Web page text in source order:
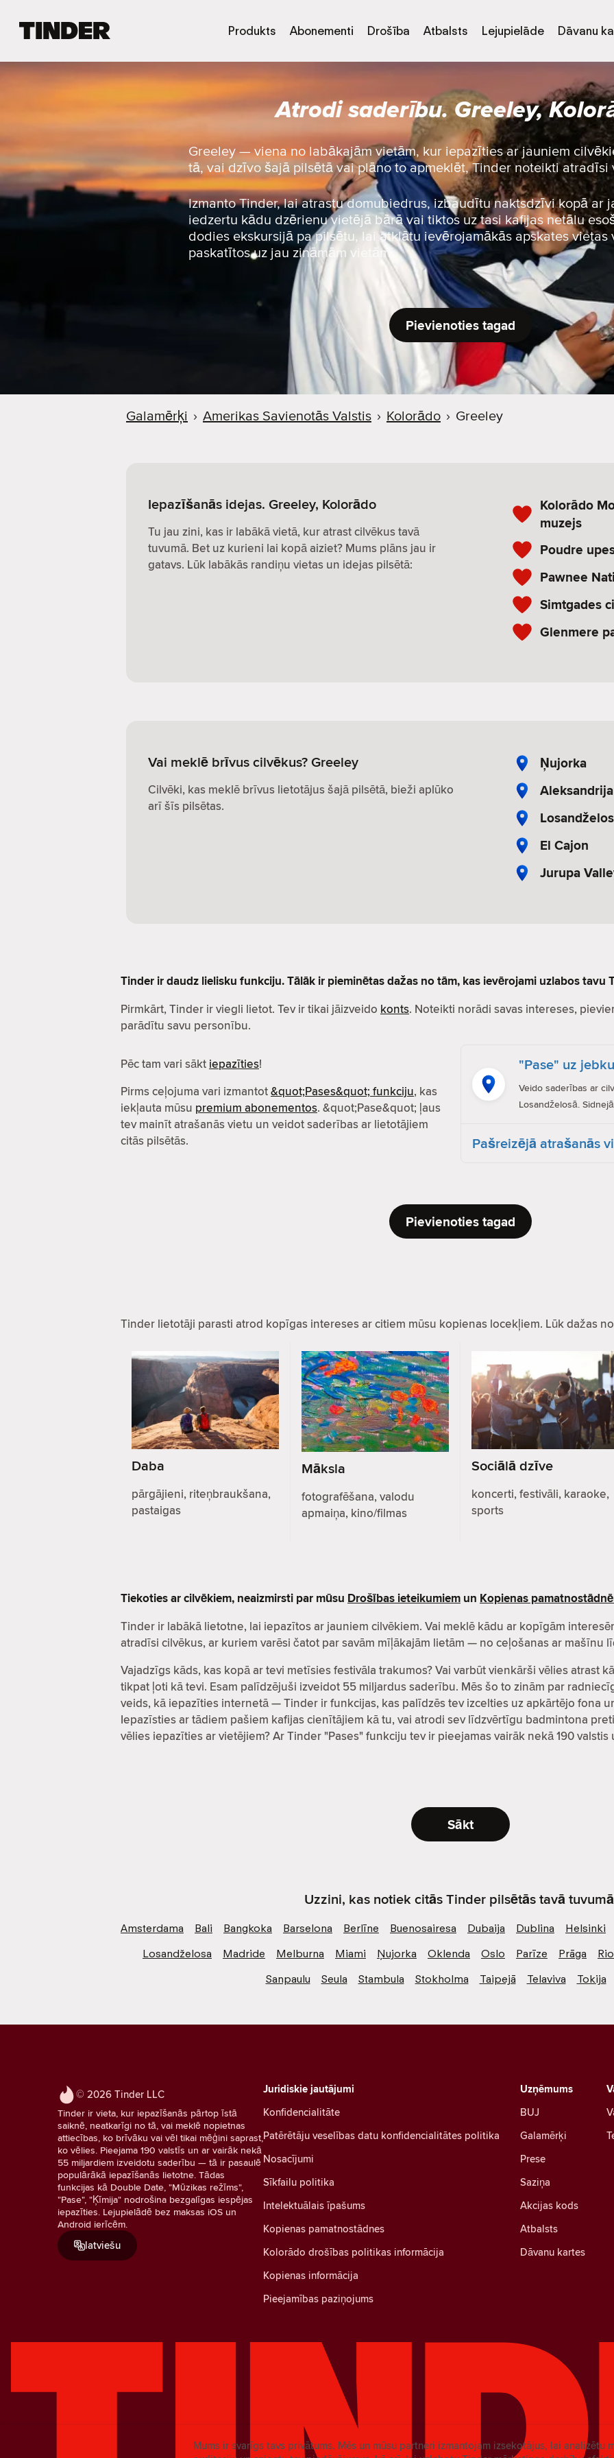
d
m
l
a
Produkts Abonementi Drošība Atbalsts Lejupielāde Dāvanu
Atrodi saderību. Greeley,
Greeley — viena no labākajām vietām, kur iepazīties ar jauniem
tā, vai dzīvo šajā pilsētā vai plāno to apmeklēt, Tinder noteikti atradīsi
Izmanto Tinder, lai atrastu domubiedrus, izbaudītu naktsdzīvi kopā ar
iedzertu kādu dzērienu vietējā bārā vai tiktos uz tasi kafijas netālu
dodies ekskursijā pa pilsētu, lai atklātu ievērojamākās apskates vietas
paskatītos uz jau zināmām vietām.
Pievienoties tagad
Galamērķi › Amerikas Savienotās Valstis › Kolorādo › Greeley
Iepazīšanās idejas. Greeley, Kolorādo
Tu jau zini, kas ir labākā vietā, kur atrast cilvēkus tavā
tuvumā. Bet uz kurieni lai kopā aiziet? Mums plāns jau ir
gatavs. Lūk labākās randiņu vietas un idejas pilsētā:
Kolorādo
muzejs
Poudre
Pawnee
Simtgades
Glenmere
Vai meklē brīvus cilvēkus? Greeley
Cilvēki, kas meklē brīvus lietotājus šajā pilsētā, bieži aplūko
arī šīs pilsētas.
Ņujorka
Aleksandrija
El Cajon
Jurupa
Tinder ir daudz lielisku funkciju. Tālāk ir pieminētas dažas no tām, kas ievērojami uzlabos tavu
Pirmkārt, Tinder ir viegli lietot. Tev ir tikai jāizveido konts. Noteikti norādi savas intereses,
parādītu savu personību.
Pēc tam vari sākt iepazīties!
Pirms ceļojuma vari izmantot&quot;Pases&quot; funkciju, kas
iekļauta mūsu premium abonementos. &quot;Pase&quot; ļaus
tev mainīt atrašanās vietu un veidot saderības ar lietotājiem
citās pilsētās.
"Pase" uz
Veido saderības ar
Losandželosā.
Pašreizējā atrašanās
Pievienoties tagad
Tinder lietotāji parasti atrod kopīgas intereses ar citiem mūsu kopienas locekļiem. Lūk dažas
Daba
pārgājieni, riteņbraukšana,
pastaigas
Māksla
fotografēšana, valodu
apmaiņa, kino/filmas
Sociālā dzīve
koncerti, festivāli, karaoke,
sports
Tiekoties ar cilvēkiem, neaizmirsti par mūsu Drošības ieteikumiem un Kopienas
Tinder ir labākā lietotne, lai iepazītos ar jauniem cilvēkiem. Vai meklē kādu ar kopīgām
atradīsi cilvēkus, ar kuriem varēsi čatot par savām mīļākajām lietām — no ceļošanas ar mašīnu
Vajadzīgs kāds, kas kopā ar tevi metīsies festivāla trakumos? Vai varbūt vienkārši vēlies atrast
tikpat ļoti kā tevi. Esam palīdzējuši izveidot 55 miljardus saderību. Mēs šo to zinām par
veids, kā iepazīties internetā — Tinder ir funkcijas, kas palīdzēs tev izcelties uz apkārtējo fona
Iepazīsties ar tādiem pašiem kafijas cienītājiem kā tu, vai atrodi sev līdzvērtīgu badmintona
vēlies iepazīties ar vietējiem? Ar Tinder "Pases" funkciju tev ir pieejamas vairāk nekā 190
Sākt
Uzzini, kas notiek citās Tinder pilsētās tavā
Amsterdama Bali Bangkoka Barselona Berlīne Buenosairesa Dubaija Dublina Helsinki
Losandželosa
Madride Melburna Miami Ņujorka Oklenda Oslo Parīze Prāga
Sanpaulu
Seula Stambula Stokholma Taipejā Telaviva Tokija
© 2026 Tinder LLC
Tinder ir vieta, kur iepazīšanās pārtop īstā
saiknē, neatkarīgi no tā, vai meklē nopietnas
attiecības, ko brīvāku vai vēl tikai mēģini saprast,
ko vēlies. Pieejama 190 valstīs un ar vairāk nekā
55 miljardiem izveidotu saderību — tā ir pasaulē
populārākā iepazīšanās lietotne. Tādas
funkcijas kā Double Date, "Mūzikas režīms",
"Pase", "Ķīmija" nodrošina bezgalīgas iespējas
iepazīties. Lejupielādē bez maksas iOS un
Android ierīcēm.
latviešu
Juridiskie jautājumi
Konfidencialitāte
Patērētāju veselības datu konfidencialitātes politika
Nosacījumi
Sīkfailu politika
Intelektuālais īpašums
Kopienas pamatnostādnes
Kolorādo drošības politikas informācija
Kopienas informācija
Pieejamības paziņojums
Uzņēmums
BUJ
Galamērķi
Prese
Saziņa
Akcijas kods
Atbalsts
Dāvanu kartes
Mums ir svarīgs tavs privātums. Mēs un mūsu partneri izmantojam izsekotājus, lai analizētu